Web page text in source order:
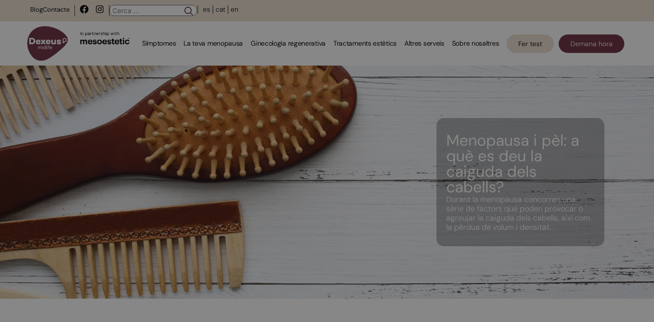
BlogContacte es cat en
Símptomes La teva menopausa Ginecologia regenerativa Tractaments estètics Altres serveis Sobre nosaltres Fer test Demana hora
Menopausa i pèl: a
què es deu la
caiguda dels
cabells?
Durant la menopausa concorren una
sèrie de factors que poden provocar o
agreujar la caiguda dels cabells, així com
la pèrdua de volum i densitat.